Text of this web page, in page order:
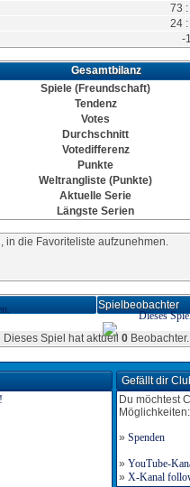
20:2
73
24 :
-1
Gesamtbilanz
Spiele (Freundschaft)
Tendenz
Votes
Durchschnitt
Votedifferenz
Punkte
Weltrangliste (Punkte)
Aktuelle Serie
Längste Serien
in die Favoriteliste aufzunehmen.
Spielbeobachter
Dieses
Dieses Spiel hat aktuell 0 Beobachter.
Gefällt dir
Du möchtest
Möglichkeiten:
» Spenden
» YouTube-
» X-Kanal